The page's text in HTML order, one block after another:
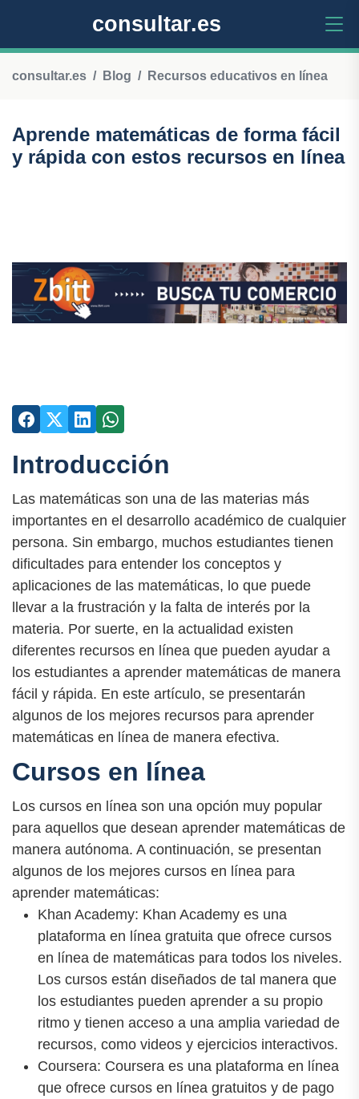
consultar.es
consultar.es Blog Recursos educativos en línea
Aprende matemáticas de forma fácil
y rápida con estos recursos en línea
Introducción
Las matemáticas son una de las materias más
importantes en el desarrollo académico de cualquier
persona. Sin embargo, muchos estudiantes tienen
dificultades para entender los conceptos y
aplicaciones de las matemáticas, lo que puede
llevar a la frustración y la falta de interés por la
materia. Por suerte, en la actualidad existen
diferentes recursos en línea que pueden ayudar a
los estudiantes a aprender matemáticas de manera
fácil y rápida. En este artículo, se presentarán
algunos de los mejores recursos para aprender
matemáticas en línea de manera efectiva.
Cursos en línea
Los cursos en línea son una opción muy popular
para aquellos que desean aprender matemáticas de
manera autónoma. A continuación, se presentan
algunos de los mejores cursos en línea para
aprender matemáticas:
Khan Academy: Khan Academy es una
plataforma en línea gratuita que ofrece cursos
en línea de matemáticas para todos los niveles.
Los cursos están diseñados de tal manera que
los estudiantes pueden aprender a su propio
ritmo y tienen acceso a una amplia variedad de
recursos, como videos y ejercicios interactivos.
Coursera: Coursera es una plataforma en línea
que ofrece cursos en línea gratuitos y de pago